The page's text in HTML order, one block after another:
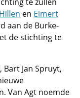
en Eimert
aan de Burke-
de stichting te
Jan Spruyt,
Van Agt noemde